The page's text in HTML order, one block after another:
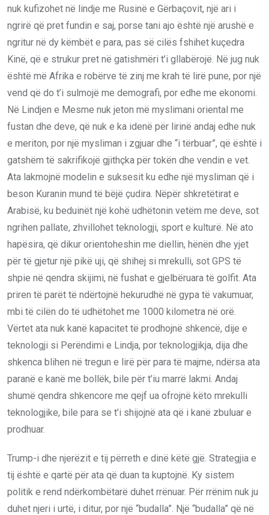
nuk kufizohet në lindje me Rusinë e Gërbaçovit, një ari i
ngrirë që pret fundin e saj, porse tani ajo është një arushë e
ngritur në dy këmbët e para, pas së cilës fshihet kuçedra
Kinë, që e strukur pret në gatishmëri t’i gllabërojë. Në jug nuk
është më Afrika e robërve të zinj me krah të lirë pune, por një
vend që do t’i sulmojë me demografi, por edhe me ekonomi.
Në Lindjen e Mesme nuk jeton më myslimani oriental me
fustan dhe deve, që nuk e ka idenë për lirinë andaj edhe nuk
e meriton, por një mysliman i zgjuar dhe “i tërbuar”, që është i
gatshëm të sakrifikojë gjithçka për tokën dhe vendin e vet.
Ata lakmojnë modelin e suksesit ku edhe një mysliman që i
beson Kuranin mund të bëjë çudira. Nëpër shkretëtirat e
Arabisë, ku beduinët një kohë udhëtonin vetëm me deve, sot
ngrihen pallate, zhvillohet teknologji, sport e kulturë. Në ato
hapësira, që dikur orientoheshin me diellin, hënën dhe yjet
për të gjetur një pikë uji, që shihej si mrekulli, sot GPS të
shpie në qendra skijimi, në fushat e gjelbëruara të golfit. Ata
priren të parët të ndërtojnë hekurudhë në gypa të vakumuar,
mbi të cilën do të udhëtohet me 1000 kilometra në orë.
Vërtet ata nuk kanë kapacitet të prodhojnë shkencë, dije e
teknologji si Perëndimi e Lindja, por teknologjikja, dija dhe
shkenca blihen në tregun e lirë për para të majme, ndërsa ata
paranë e kanë me bollëk, bile për t’iu marrë lakmi. Andaj
shumë qendra shkencore me qejf ua ofrojnë këto mrekulli
teknologjike, bile para se t’i shijojnë ata që i kanë zbuluar e
prodhuar.
Trump-i dhe njerëzit e tij përreth e dinë këtë gjë. Strategjia e
tij është e qartë për ata që duan ta kuptojnë. Ky sistem
politik e rend ndërkombëtarë duhet rrënuar. Për rrënim nuk ju
duhet njeri i urtë, i ditur, por një “budalla”. Një “budalla” që në